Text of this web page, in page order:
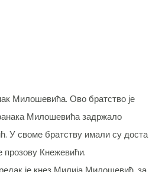
Милошевића. Ово братство је
Милошевића задржало
У своме братству имали су доста
прозову Кнежевићи.